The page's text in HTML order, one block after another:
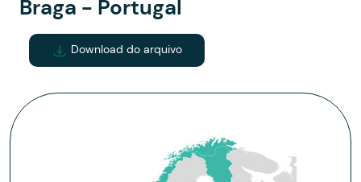
Braga - Portugal
Download do arquivo